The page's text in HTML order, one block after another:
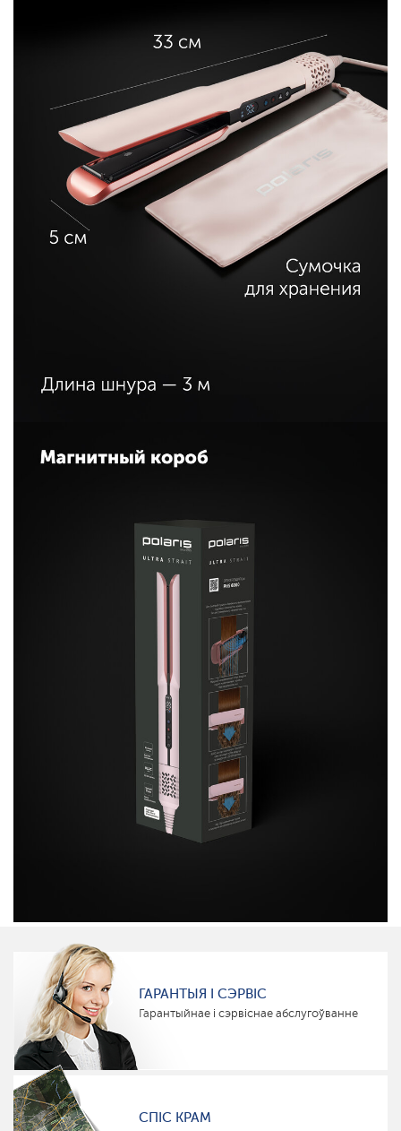
ГАРАНТЫЯ І СЭРВІС
Гарантыйнае і сэрвіснае абслугоўванне
СПІС КРАМ